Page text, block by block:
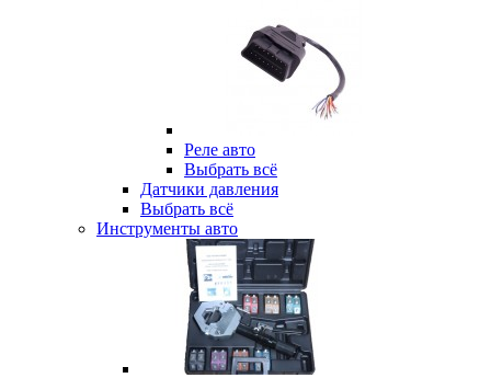
Реле авто
Выбрать всё
Датчики давления
Выбрать всё
Инструменты авто